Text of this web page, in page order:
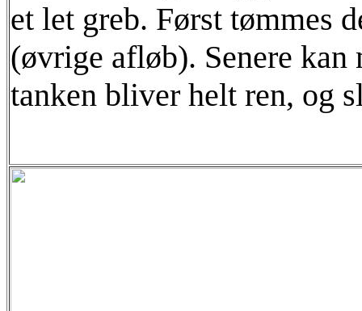
et let greb. Først tømmes
(øvrige afløb). Senere kan
tanken bliver helt ren, og